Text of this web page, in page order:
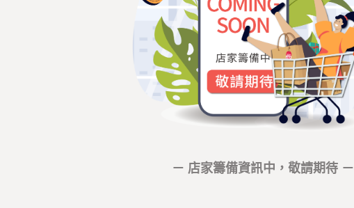
－ 店家籌備資訊中，敬請期待 －